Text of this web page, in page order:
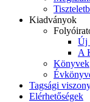
Kiadványok
Új
A
Könyvek
Tagsági
Elérhetőségek